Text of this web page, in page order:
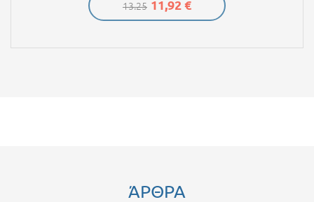
13.25 11,92 €
ΆΡΘΡΑ